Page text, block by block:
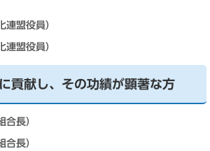
連盟役員）
連盟役員）
貢献し、その功績が顕著な方
合長）
合長）